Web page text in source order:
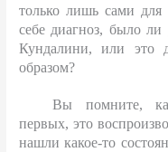
только лишь сами для
себе диагноз, было ли
Кундалини, или это
образом?
Вы помните,
первых, это
нашли какое-то